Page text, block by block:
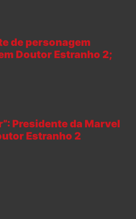
de personagem
Doutor Estranho 2;
Presidente da Marvel
Estranho 2